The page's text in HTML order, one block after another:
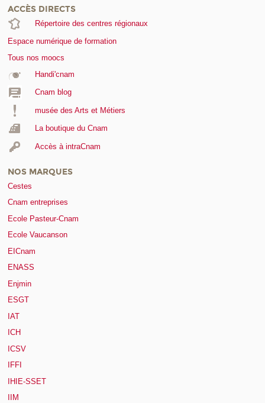
ACCÈS DIRECTS
Répertoire des centres régionaux
Espace numérique de formation
Tous nos moocs
Handi'cnam
Cnam blog
musée des Arts et Métiers
La boutique du Cnam
Accès à intraCnam
NOS MARQUES
Cestes
Cnam entreprises
Ecole Pasteur-Cnam
Ecole Vaucanson
EICnam
ENASS
Enjmin
ESGT
IAT
ICH
ICSV
IFFI
IHIE-SSET
IIM